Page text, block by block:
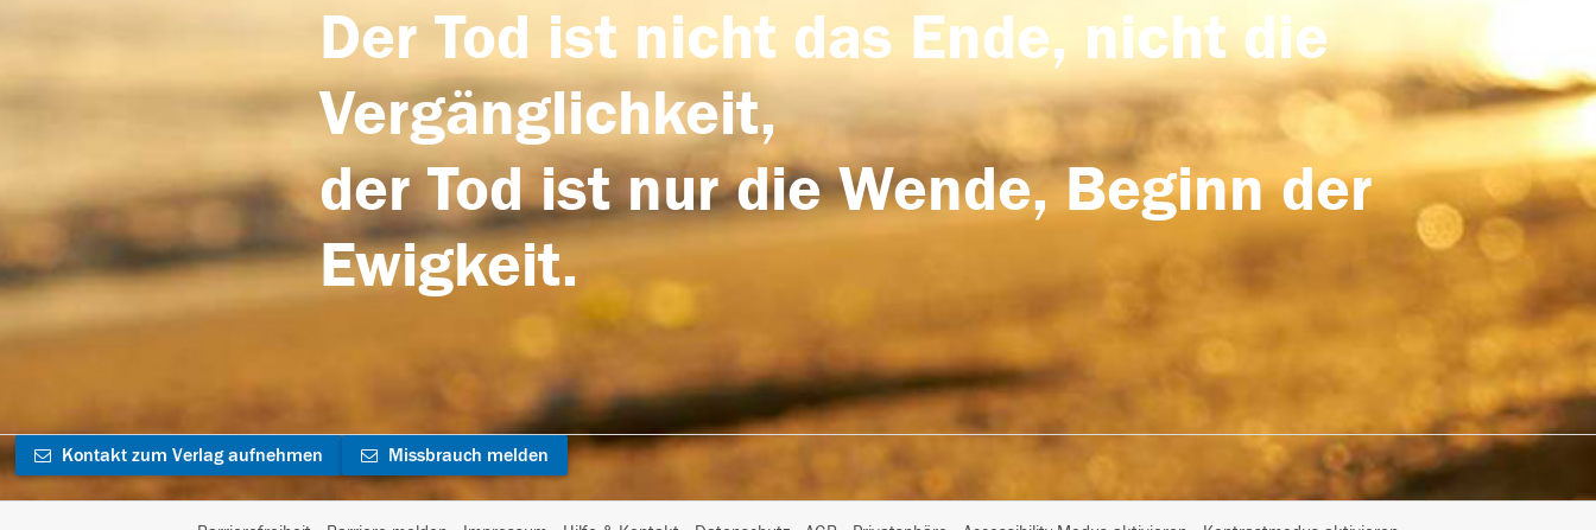
Der Tod ist nicht das Ende, nicht die
Vergänglichkeit,
der Tod ist nur die Wende, Beginn der
Ewigkeit.
Kontakt zum Verlag aufnehmen Missbrauch melden